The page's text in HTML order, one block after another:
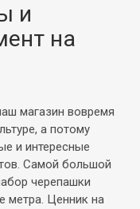
и
на
магазин вовремя
а потому
и интересные
Самой большой
черепашки
метра. Ценник на